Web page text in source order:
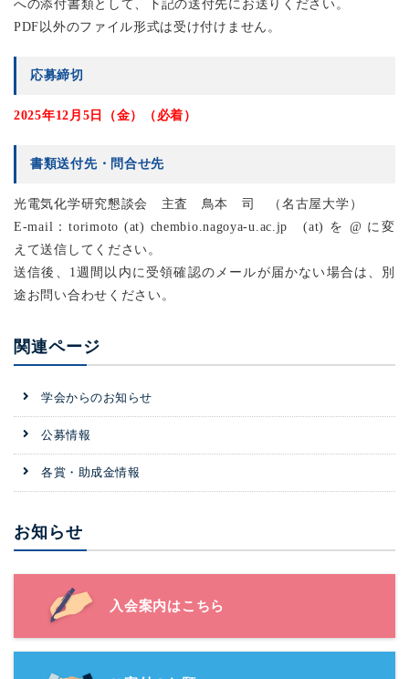
への添付書類として、下記の送付先にお送りください。
PDF以外のファイル形式は受け付けません。
応募締切
2025年12月5日（金）（必着）
書類送付先・問合せ先
光電気化学研究懇談会 主査 鳥本 司 （名古屋大学）
E-mail：torimoto (at) chembio.nagoya-u.ac.jp (at) を @ に変
えて送信してください。
送信後、1週間以内に受領確認のメールが届かない場合は、別
途お問い合わせください。
関連ページ
学会からのお知らせ
公募情報
各賞・助成金情報
お知らせ
入会案内はこちら